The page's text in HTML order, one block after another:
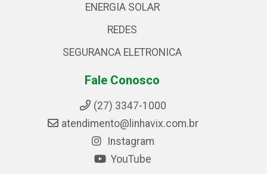
ENERGIA SOLAR
REDES
SEGURANCA ELETRONICA
Fale Conosco
(27) 3347-1000
atendimento@linhavix.com.br
Instagram
YouTube